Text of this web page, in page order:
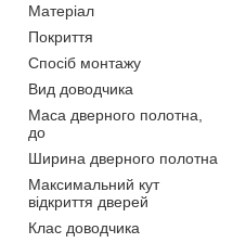
Матеріал
Покриття
Спосіб монтажу
Вид доводчика
Маса дверного полотна,
до
Ширина дверного полотна
Максимальний кут
відкриття дверей
Клас доводчика